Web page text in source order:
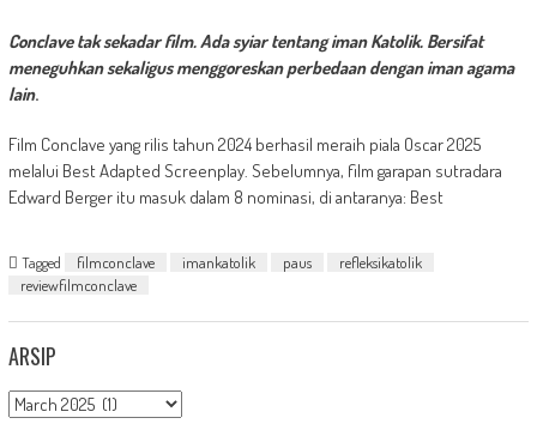
Conclave tak sekadar film. Ada syiar tentang iman Katolik. Bersifat
meneguhkan sekaligus menggoreskan perbedaan dengan iman agama
lain.
Film Conclave yang rilis tahun 2024 berhasil meraih piala Oscar 2025
melalui Best Adapted Screenplay. Sebelumnya, film garapan sutradara
Edward Berger itu masuk dalam 8 nominasi, di antaranya: Best
Tagged filmconclave imankatolik paus
refleksikatolik
reviewfilmconclave
ARSIP
Arsip